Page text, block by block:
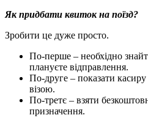
Як придбати квиток на поїзд?
Зробити це дуже просто.
По-перше – необхідно
плануєте відправлення.
По-друге – показати
візою.
По-третє – взяти
призначення.